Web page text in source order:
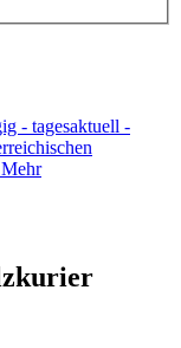
- tagesaktuell -
Mehr